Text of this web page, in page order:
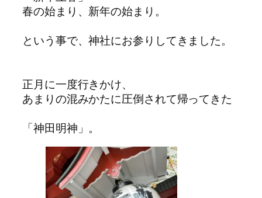
春の始まり、新年の始まり。
という事で、神社にお参りしてきました。
正月に一度行きかけ、
あまりの混みかたに圧倒されて帰ってきた
「神田明神」。